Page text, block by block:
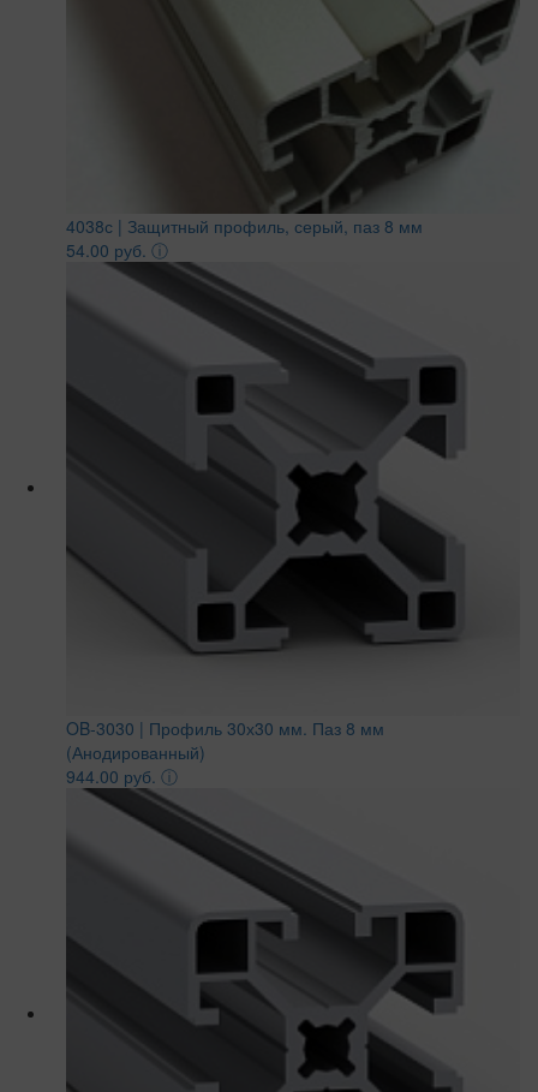
4038с | Защитный профиль, серый, паз 8 мм
54.00 руб. ⓘ
OB-3030 | Профиль 30х30 мм. Паз 8 мм
(Анодированный)
944.00 руб. ⓘ